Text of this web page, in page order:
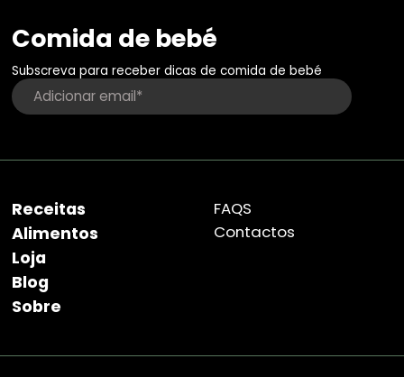
Comida de bebé
Subscreva para receber dicas de comida de bebé
Receitas
Alimentos
Loja
Blog
Sobre
FAQS
Contactos